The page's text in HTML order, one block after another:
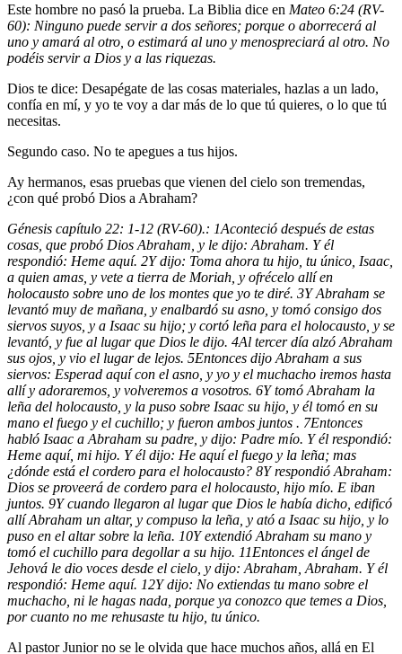
Este hombre no pasó la prueba. La Biblia dice en Mateo 6:24 (RV-
60): Ninguno puede servir a dos señores; porque o aborrecerá al
uno y amará al otro, o estimará al uno y menospreciará al otro. No
podéis servir a Dios y a las riquezas.
Dios te dice: Desapégate de las cosas materiales, hazlas a un lado,
confía en mí, y yo te voy a dar más de lo que tú quieres, o lo que tú
necesitas.
Segundo caso. No te apegues a tus hijos.
Ay hermanos, esas pruebas que vienen del cielo son tremendas,
¿con qué probó Dios a Abraham?
Génesis capítulo 22: 1-12 (RV-60).: 1Aconteció después de estas
cosas, que probó Dios Abraham, y le dijo: Abraham. Y él
respondió: Heme aquí. 2Y dijo: Toma ahora tu hijo, tu único, Isaac,
a quien amas, y vete a tierra de Moriah, y ofrécelo allí en
holocausto sobre uno de los montes que yo te diré. 3Y Abraham se
levantó muy de mañana, y enalbardó su asno, y tomó consigo dos
siervos suyos, y a Isaac su hijo; y cortó leña para el holocausto, y se
levantó, y fue al lugar que Dios le dijo. 4Al tercer día alzó Abraham
sus ojos, y vio el lugar de lejos. 5Entonces dijo Abraham a sus
siervos: Esperad aquí con el asno, y yo y el muchacho iremos hasta
allí y adoraremos, y volveremos a vosotros. 6Y tomó Abraham la
leña del holocausto, y la puso sobre Isaac su hijo, y él tomó en su
mano el fuego y el cuchillo; y fueron ambos juntos . 7Entonces
habló Isaac a Abraham su padre, y dijo: Padre mío. Y él respondió:
Heme aquí, mi hijo. Y él dijo: He aquí el fuego y la leña; mas
¿dónde está el cordero para el holocausto? 8Y respondió Abraham:
Dios se proveerá de cordero para el holocausto, hijo mío. E iban
juntos. 9Y cuando llegaron al lugar que Dios le había dicho, edificó
allí Abraham un altar, y compuso la leña, y ató a Isaac su hijo, y lo
puso en el altar sobre la leña. 10Y extendió Abraham su mano y
tomó el cuchillo para degollar a su hijo. 11Entonces el ángel de
Jehová le dio voces desde el cielo, y dijo: Abraham, Abraham. Y él
respondió: Heme aquí. 12Y dijo: No extiendas tu mano sobre el
muchacho, ni le hagas nada, porque ya conozco que temes a Dios,
por cuanto no me rehusaste tu hijo, tu único.
Al pastor Junior no se le olvida que hace muchos años, allá en El